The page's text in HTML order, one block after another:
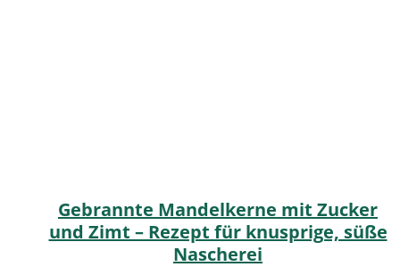
Gebrannte Mandelkerne mit Zucker
und Zimt – Rezept für knusprige, süße
Nascherei